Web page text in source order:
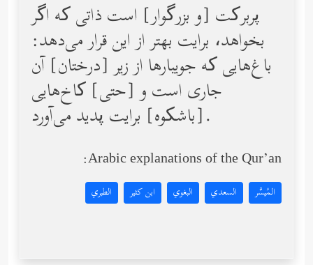
پربرکت [و بزرگوار] است ذاتی که اگر
بخواهد، برایت بهتر از این قرار می‌دهد:
باغ‌هایی که جویبارها از زیر [درختان] آن
جاری است و [حتی] کاخ‌هایی
[باشکوه] برایت پدید می‌آورد.
Arabic explanations of the Qur’an:
المُيسَّر السعدي البغوي ابن كثير الطبري